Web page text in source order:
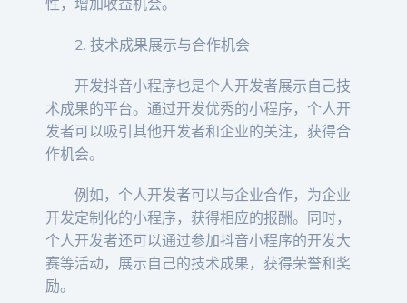
性，增加收益机会。
2. 技术成果展示与合作机会
开发抖音小程序也是个人开发者展示自己技
术成果的平台。通过开发优秀的小程序，个人开
发者可以吸引其他开发者和企业的关注，获得合
作机会。
例如，个人开发者可以与企业合作，为企业
开发定制化的小程序，获得相应的报酬。同时，
个人开发者还可以通过参加抖音小程序的开发大
赛等活动，展示自己的技术成果，获得荣誉和奖
励。